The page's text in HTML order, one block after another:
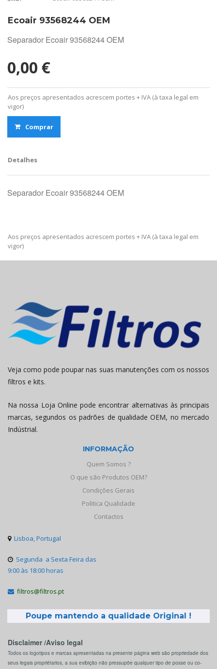
Ecoair 93568244 OEM
Separador Ecoair 93568244 OEM
0,00 €
Aos preços apresentados acrescem portes + IVA (à taxa legal em
vigor)
Comprar
Detalhes
Separador Ecoair 93568244 OEM
Aos preços apresentados acrescem portes + IVA (à taxa legal em
vigor)
Veja como pode poupar nas suas manutenções com os nossos
filtros e kits.
Na nossa Loja Online pode encontrar alternativas às principais
marcas, segundos os padrões de qualidade OEM, no mercado
Indústrial.
INFORMAÇÃO
Quem Somos ?
O que são Produtos OEM?
Condições Gerais
Politica Qualidade
Contactos
 Lisboa, Portugal
 Segunda a Sexta Feira das
9:00 às 18:00 horas
 filtros@filtros.pt
Poupe mantendo a qualidade Original !
Disclaimer /Aviso legal
Todos os logotipos e marcas apresentadas na presente página web são propriedade dos
seus legais propriétarios, a sua exibição não pressupõe qualquer tipo de posse ou co-